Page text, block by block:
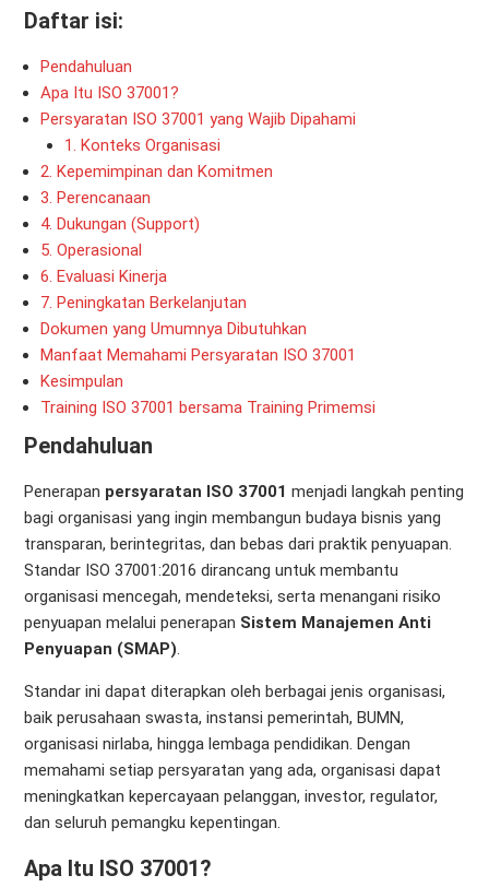
Daftar isi:
Pendahuluan
Apa Itu ISO 37001?
Persyaratan ISO 37001 yang Wajib Dipahami
1. Konteks Organisasi
2. Kepemimpinan dan Komitmen
3. Perencanaan
4. Dukungan (Support)
5. Operasional
6. Evaluasi Kinerja
7. Peningkatan Berkelanjutan
Dokumen yang Umumnya Dibutuhkan
Manfaat Memahami Persyaratan ISO 37001
Kesimpulan
Training ISO 37001 bersama Training Primemsi
Pendahuluan
Penerapan persyaratan ISO 37001 menjadi langkah penting
bagi organisasi yang ingin membangun budaya bisnis yang
transparan, berintegritas, dan bebas dari praktik penyuapan.
Standar ISO 37001:2016 dirancang untuk membantu
organisasi mencegah, mendeteksi, serta menangani risiko
penyuapan melalui penerapan Sistem Manajemen Anti
Penyuapan (SMAP)
Standar ini dapat diterapkan oleh berbagai jenis organisasi,
baik perusahaan swasta, instansi pemerintah, BUMN,
organisasi nirlaba, hingga lembaga pendidikan. Dengan
memahami setiap persyaratan yang ada, organisasi dapat
meningkatkan kepercayaan pelanggan, investor, regulator,
dan seluruh pemangku kepentingan.
Apa Itu ISO 37001?